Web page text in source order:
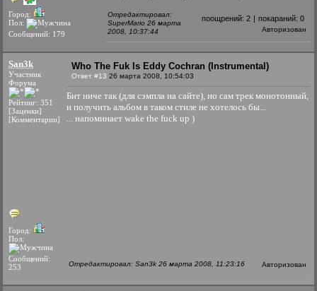
Город:
Пол:
Сообщений: 179
Отредактировал:
SuperMario 26 марта
2008, 10:37:44
поощрений: 2 | покараний: 0
Авторизован
San3k
Участник
Форума
Рейтинг: 351
[Заценки]
[Комментарии]
Город:
Пол:
Сообщений:
253
Who The Fuk Is Eddy Cochran (Instrumental)
Ответ #13 26 марта 2008, 10:54:03
Бит ниче так (для сэмпла на сайте), но сам трек монотонный,
и получить альбом в таком стиле не хотелось бы...
... напоминает wake the fuck up )
Отредактировал: San3k 26 марта 2008, 11:23:16 Авторизован